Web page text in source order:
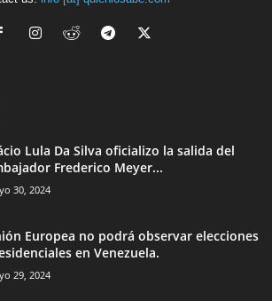
Lula Da Silva oficializo la salida del
Frederico Meyer...
30, 2024
Europea no podrá observar elecciones
en Venezuela.
29, 2024